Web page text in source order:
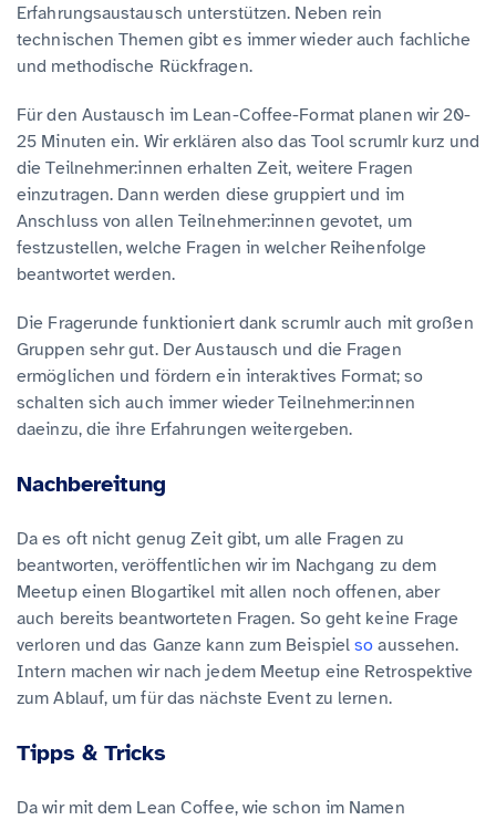
Erfahrungsaustausch unterstützen. Neben rein
technischen Themen gibt es immer wieder auch fachliche
und methodische Rückfragen.
Für den Austausch im Lean-Coffee-Format planen wir 20-
25 Minuten ein. Wir erklären also das Tool scrumlr kurz und
die Teilnehmer:innen erhalten Zeit, weitere Fragen
einzutragen. Dann werden diese gruppiert und im
Anschluss von allen Teilnehmer:innen gevotet, um
festzustellen, welche Fragen in welcher Reihenfolge
beantwortet werden.
Die Fragerunde funktioniert dank scrumlr auch mit großen
Gruppen sehr gut. Der Austausch und die Fragen
ermöglichen und fördern ein interaktives Format; so
schalten sich auch immer wieder Teilnehmer:innen
daeinzu, die ihre Erfahrungen weitergeben.
Nachbereitung
Da es oft nicht genug Zeit gibt, um alle Fragen zu
beantworten, veröffentlichen wir im Nachgang zu dem
Meetup einen Blogartikel mit allen noch offenen, aber
auch bereits beantworteten Fragen. So geht keine Frage
verloren und das Ganze kann zum Beispielso aussehen.
Intern machen wir nach jedem Meetup eine Retrospektive
zum Ablauf, um für das nächste Event zu lernen.
Tipps & Tricks
Da wir mit dem Lean Coffee, wie schon im Namen